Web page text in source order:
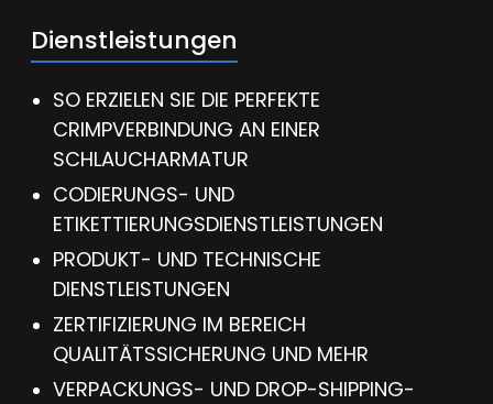
Dienstleistungen
SO ERZIELEN SIE DIE PERFEKTE
CRIMPVERBINDUNG AN EINER
SCHLAUCHARMATUR
CODIERUNGS- UND
ETIKETTIERUNGSDIENSTLEISTUNGEN
PRODUKT- UND TECHNISCHE
DIENSTLEISTUNGEN
ZERTIFIZIERUNG IM BEREICH
QUALITÄTSSICHERUNG UND MEHR
VERPACKUNGS- UND DROP-SHIPPING-